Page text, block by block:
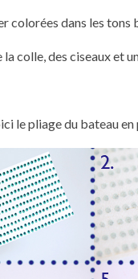
colorées dans les tons
colle, des ciseaux et
le pliage du bateau